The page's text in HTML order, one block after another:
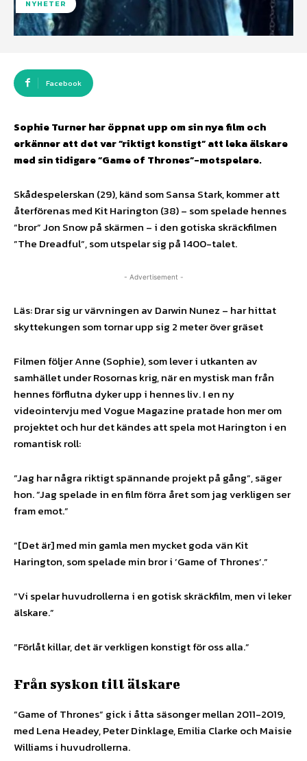
NYHETER
Facebook
Sophie Turner har öppnat upp om sin nya film och
erkänner att det var ”riktigt konstigt” att leka älskare
med sin tidigare ”Game of Thrones”-motspelare.
Skådespelerskan (29), känd som Sansa Stark, kommer att
återförenas med Kit Harington (38) – som spelade hennes
”bror” Jon Snow på skärmen – i den gotiska skräckfilmen
”The Dreadful”, som utspelar sig på 1400-talet.
- Advertisement -
Läs: Drar sig ur värvningen av Darwin Nunez – har hittat
skyttekungen som tornar upp sig 2 meter över gräset
Filmen följer Anne (Sophie), som lever i utkanten av
samhället under Rosornas krig, när en mystisk man från
hennes förflutna dyker upp i hennes liv. I en ny
videointervju med Vogue Magazine pratade hon mer om
projektet och hur det kändes att spela mot Harington i en
romantisk roll:
”Jag har några riktigt spännande projekt på gång”, säger
hon. ”Jag spelade in en film förra året som jag verkligen ser
fram emot.”
”[Det är] med min gamla men mycket goda vän Kit
Harington, som spelade min bror i ’Game of Thrones’.”
”Vi spelar huvudrollerna i en gotisk skräckfilm, men vi leker
älskare.”
”Förlåt killar, det är verkligen konstigt för oss alla.”
Från syskon till älskare
”Game of Thrones” gick i åtta säsonger mellan 2011-2019,
med Lena Headey, Peter Dinklage, Emilia Clarke och Maisie
Williams i huvudrollerna.